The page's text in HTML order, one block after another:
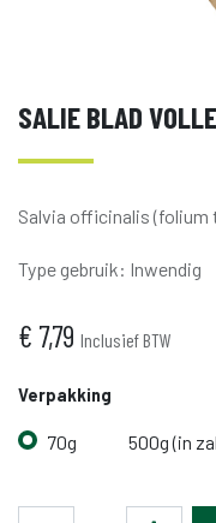
SALIE BLAD
Salvia officinalis (folium
Type gebruik: Inwendig
€ 7,79 Inclusief BTW
Verpakking
70g 500g (in